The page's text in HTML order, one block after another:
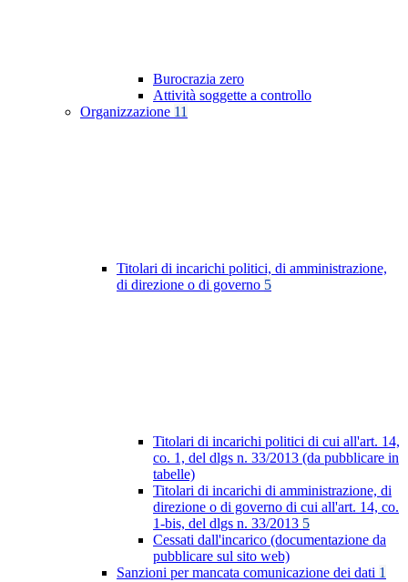
Burocrazia zero
Attività soggette a controllo
Organizzazione 11
Titolari di incarichi politici, di amministrazione,
di direzione o di governo 5
Titolari di incarichi politici di cui all'art. 14,
co. 1, del dlgs n. 33/2013 (da pubblicare in
tabelle)
Titolari di incarichi di amministrazione, di
direzione o di governo di cui all'art. 14, co.
1-bis, del dlgs n. 33/2013 5
Cessati dall'incarico (documentazione da
pubblicare sul sito web)
Sanzioni per mancata comunicazione dei dati 1